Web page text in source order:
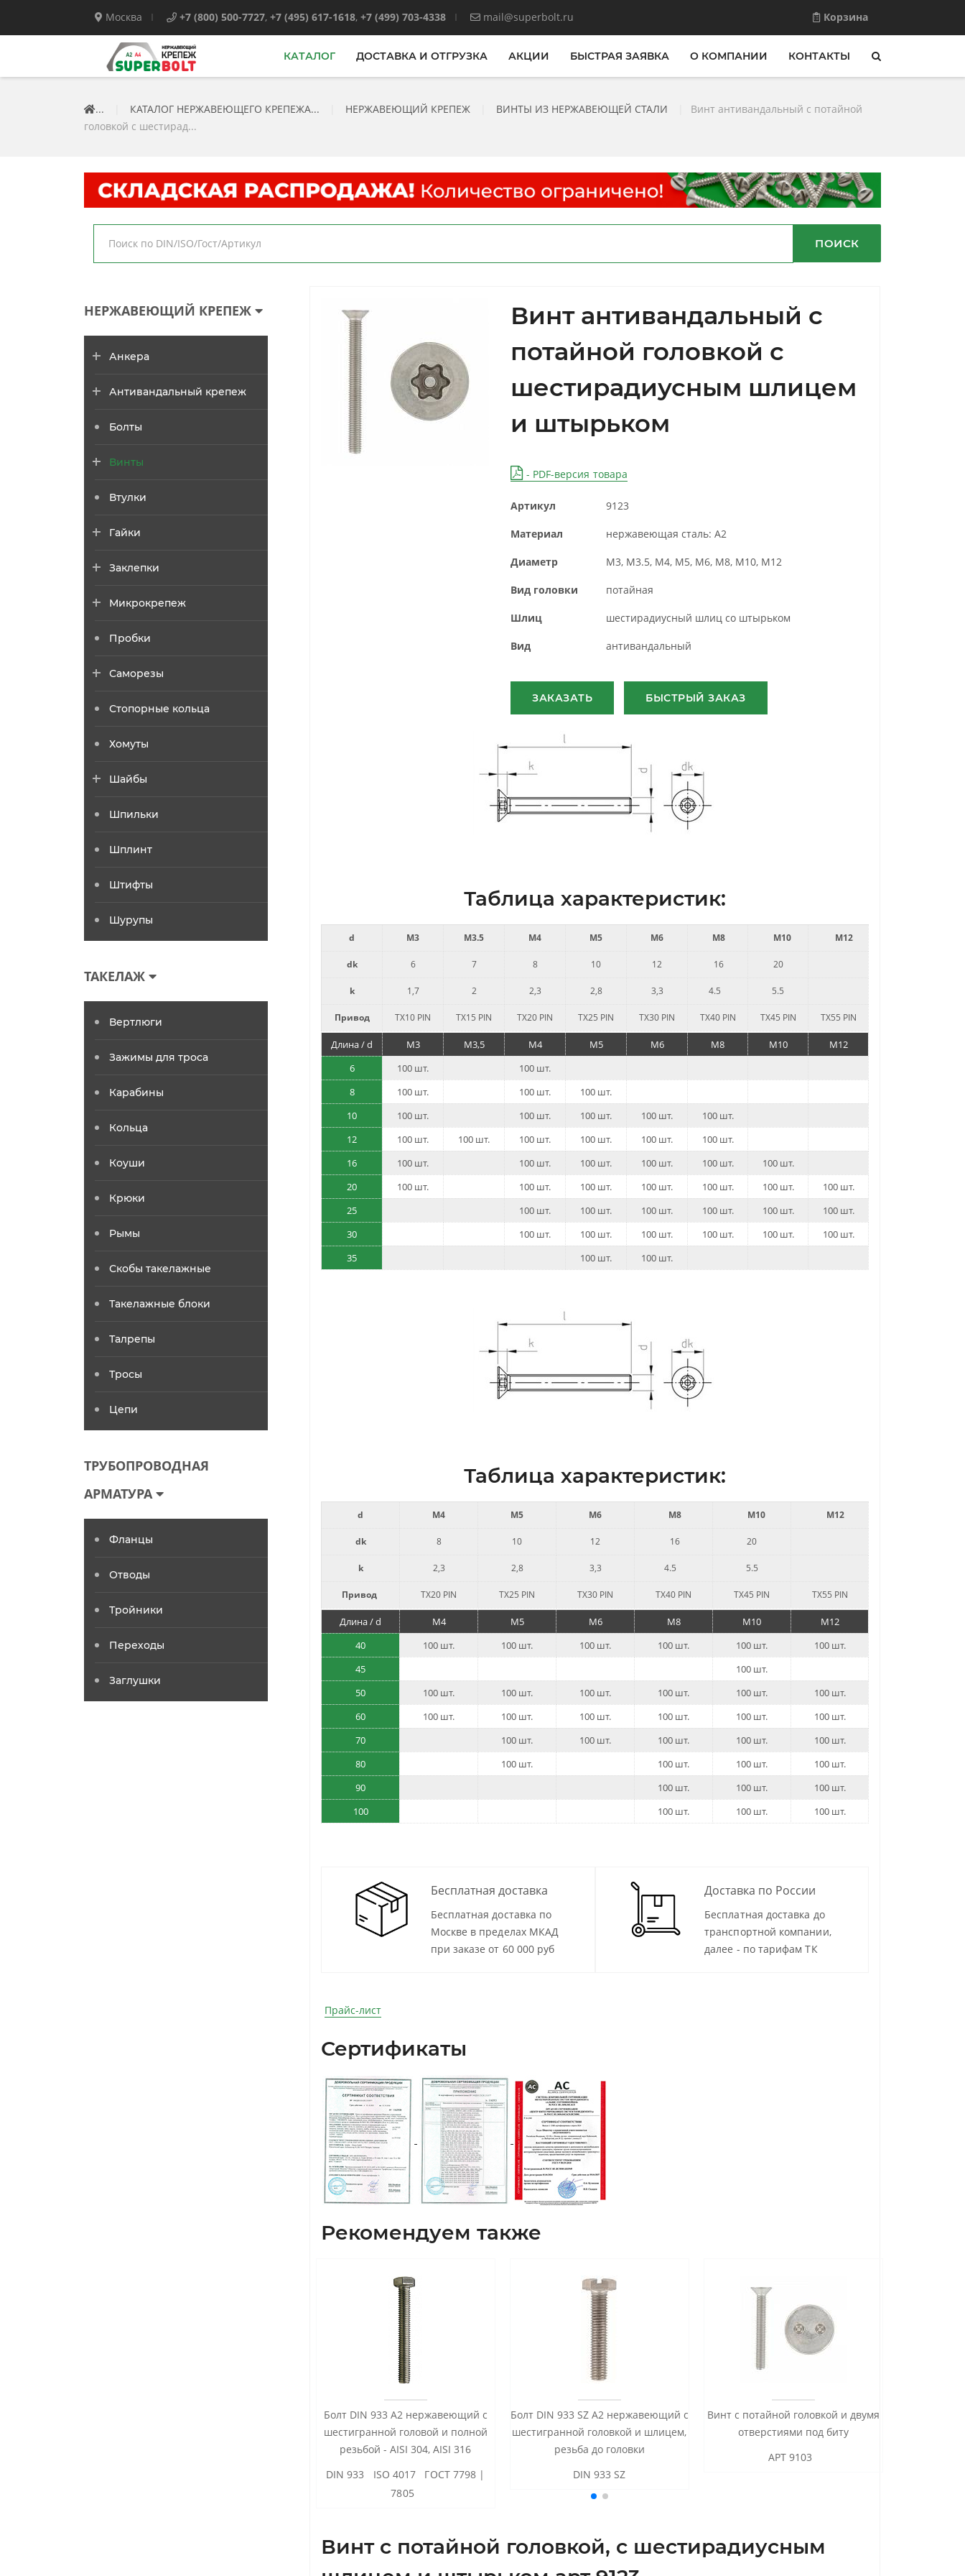
Москва +7 (800) 500-7727, +7 (495) 617-1618, +7 (499) 703-4338 mail@superbolt.ru Корзина
КАТАЛОГ ДОСТАВКА И ОТГРУЗКА АКЦИИ БЫСТРАЯ ЗАЯВКА О КОМПАНИИ КОНТАКТЫ
... КАТАЛОГ НЕРЖАВЕЮЩЕГО КРЕПЕЖА... НЕРЖАВЕЮЩИЙ КРЕПЕЖ ВИНТЫ ИЗ НЕРЖАВЕЮЩЕЙ СТАЛИ
Винт антивандальный с потайной
головкой с шестирад...
ПОИСК
Винт антивандальный с
потайной головкой с
шестирадиусным шлицем
и штырьком
- PDF-версия товара
Артикул 9123
Материал нержавеющая сталь: А2
Диаметр М3, М3.5, М4, М5, М6, М8, М10, М12
Вид головки потайная
Шлиц шестирадиусный шлиц со штырьком
Вид антивандальный
ЗАКАЗАТЬ БЫСТРЫЙ ЗАКАЗ
Таблица характеристик:
d M3 M3.5 M4 M5 M6 M8 M10 M12
dk 6 7 8 10 12 16 20
k 1,7 2 2,3 2,8 3,3 4.5 5.5
Привод TX10 PIN TX15 PIN TX20 PIN TX25 PIN TX30 PIN TX40 PIN TX45 PIN TX55 PIN
Длина / d M3 M3,5 M4 M5 M6 M8 M10
M12
6
100 шт.
100 шт.
8
100 шт. 100 шт.
100 шт.
10
100 шт. 100 шт. 100 шт. 100 шт.
100 шт.
12
100 шт. 100 шт. 100 шт. 100 шт. 100 шт.
100 шт.
16
100 шт. 100 шт. 100 шт. 100 шт. 100 шт.
100 шт.
20
100 шт. 100 шт. 100 шт. 100 шт. 100 шт. 100 шт.
100 шт.
25
100 шт. 100 шт. 100 шт. 100 шт. 100 шт.
100 шт.
30
100 шт. 100 шт. 100 шт. 100 шт. 100 шт.
100 шт.
35
100 шт. 100 шт.
Таблица характеристик:
d M4 M5 M6 M8 M10 M12
dk 8 10 12 16 20
k 2,3 2,8 3,3 4.5 5.5
Привод TX20 PIN TX25 PIN TX30 PIN TX40 PIN TX45 PIN TX55 PIN
Длина / d M4 M5 M6 M8 M10
M12
40
100 шт. 100 шт. 100 шт. 100 шт. 100 шт.
100 шт.
45
100 шт.
50
100 шт. 100 шт. 100 шт. 100 шт. 100 шт.
100 шт.
60
100 шт. 100 шт. 100 шт. 100 шт. 100 шт.
100 шт.
70
100 шт. 100 шт. 100 шт. 100 шт.
100 шт.
80
100 шт. 100 шт. 100 шт.
100 шт.
90
100 шт. 100 шт.
100 шт.
100
100 шт. 100 шт. 100 шт.
Бесплатная доставка
Бесплатная доставка по
Москве в пределах МКАД
при заказе от 60 000 руб
Доставка по России
Бесплатная доставка до
транспортной компании,
далее - по тарифам ТК
Прайс-лист
Сертификаты
Рекомендуем также
Болт DIN 933 А2 нержавеющий с
шестигранной головой и полной
резьбой - AISI 304, AISI 316
DIN 933 ISO 4017 ГОСТ 7798 |
7805
Болт DIN 933 SZ А2 нержавеющий с
шестигранной головкой и шлицем,
резьба до головки
DIN 933 SZ
Винт с потайной головкой и двумя
отверстиями под биту
АРТ 9103
Винт с потайной головкой, с шестирадиусным
НЕРЖАВЕЮЩИЙ КРЕПЕЖ
Анкера
Антивандальный крепеж
Болты
Винты
Втулки
Гайки
Заклепки
Микрокрепеж
Пробки
Саморезы
Стопорные кольца
Хомуты
Шайбы
Шпильки
Шплинт
Штифты
Шурупы
ТАКЕЛАЖ
Вертлюги
Зажимы для троса
Карабины
Кольца
Коуши
Крюки
Рымы
Скобы такелажные
Такелажные блоки
Талрепы
Тросы
Цепи
ТРУБОПРОВОДНАЯ
АРМАТУРА
Фланцы
Отводы
Тройники
Переходы
Заглушки